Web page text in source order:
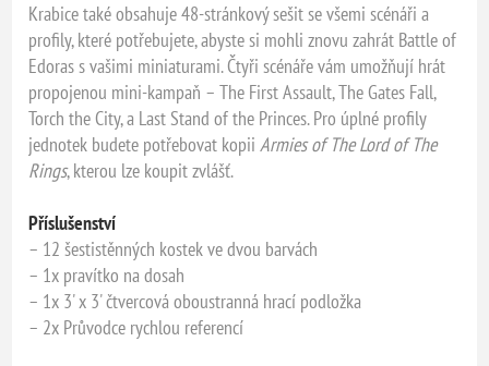
Krabice také obsahuje 48-stránkový sešit se všemi scénáři a
profily, které potřebujete, abyste si mohli znovu zahrát Battle of
Edoras s vašimi miniaturami. Čtyři scénáře vám umožňují hrát
propojenou mini-kampaň – The First Assault, The Gates Fall,
Torch the City, a Last Stand of the Princes. Pro úplné profily
jednotek budete potřebovat kopiiArmies of The Lord of The
Rings, kterou lze koupit zvlášť.
Příslušenství
– 12 šestistěnných kostek ve dvou barvách
– 1x pravítko na dosah
– 1x 3' x 3' čtvercová oboustranná hrací podložka
– 2x Průvodce rychlou referencí